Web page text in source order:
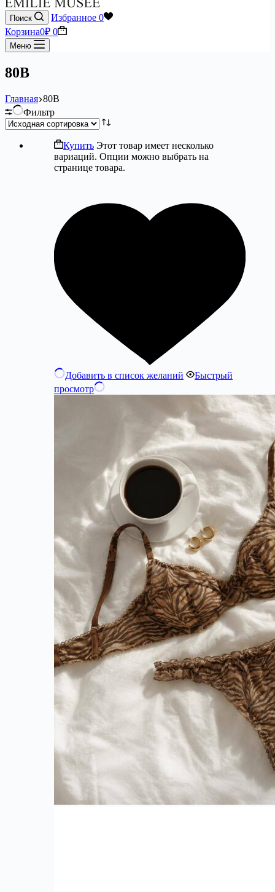
Поиск Избранное 0
Корзина0₽ 0
Меню
80B
Главная 80B
Фильтр
Купить Этот товар имеет несколько
вариаций. Опции можно выбрать на
странице товара.
Добавить в список желаний
Быстрый
просмотр